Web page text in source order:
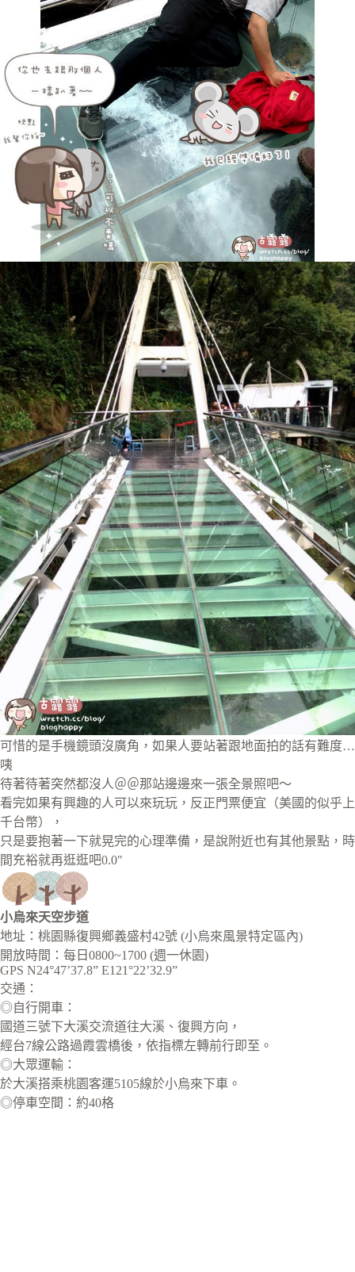
可惜的是手機鏡頭沒廣角，如果人要站著跟地面拍的話有難度…
咦
待著待著突然都沒人＠＠那站邊邊來一張全景照吧～
看完如果有興趣的人可以來玩玩，反正門票便宜（美國的似乎上
千台幣），
只是要抱著一下就晃完的心理準備，是說附近也有其他景點，時
間充裕就再逛逛吧0.0″
小烏來天空步道
地址：桃園縣復興鄉義盛村42號 (小烏來風景特定區內)
開放時間：每日0800~1700 (週一休園)
GPS N24°47’37.8” E121°22’32.9”
交通：
◎自行開車：
國道三號下大溪交流道往大溪、復興方向，
經台7線公路過霞雲橋後，依指標左轉前行即至。
◎大眾運輸：
於大溪搭乘桃園客運5105線於小烏來下車。
◎停車空間：約40格